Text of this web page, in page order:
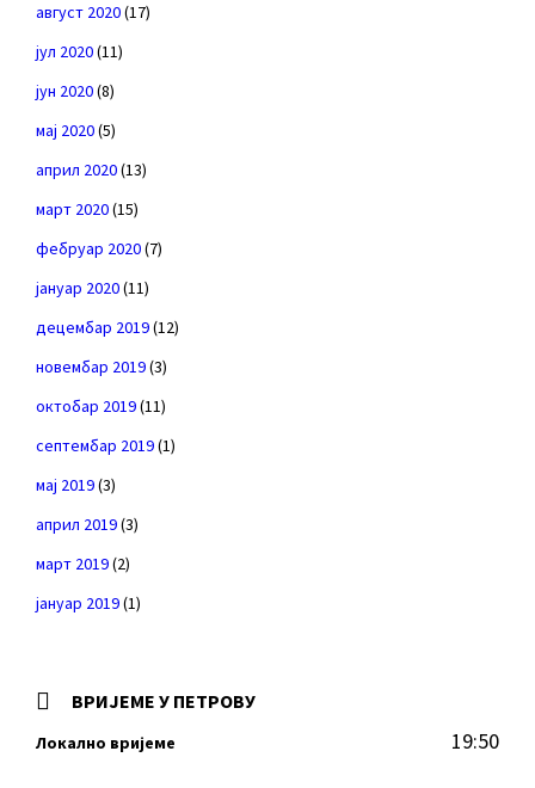
август 2020(17)
јул 2020(11)
јун 2020(8)
мај 2020(5)
април 2020(13)
март 2020(15)
фебруар 2020(7)
јануар 2020(11)
децембар 2019(12)
новембар 2019(3)
октобар 2019(11)
септембар 2019(1)
мај 2019(3)
април 2019(3)
март 2019(2)
јануар 2019(1)
ВРИЈЕМЕ У ПЕТРОВУ
Локално вријеме 19:50